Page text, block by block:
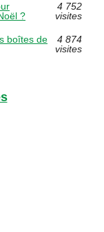
?
4 752
visites
boîtes de
4 874
visites